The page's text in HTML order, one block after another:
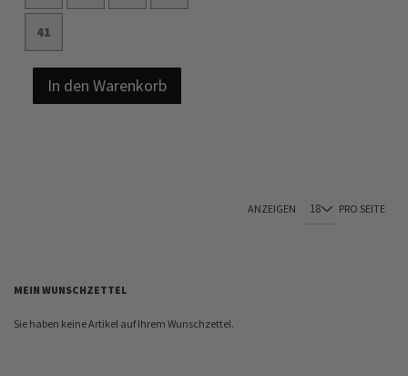
41
In den Warenkorb
ANZEIGEN PRO SEITE
MEIN WUNSCHZETTEL
Sie haben keine Artikel auf Ihrem Wunschzettel.